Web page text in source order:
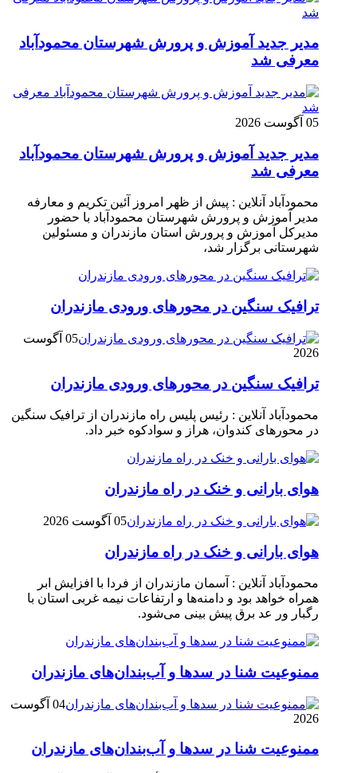
مدیر جدید آموزش و پرورش شهرستان محمودآباد
معرفی شد
05 آگوست 2026
مدیر جدید آموزش و پرورش شهرستان محمودآباد
معرفی شد
محمودآباد آنلاین : پیش از ظهر امروز آئین تکریم و معارفه
مدیر آموزش و پرورش شهرستان محمودآباد با حضور
مدیرکل آموزش و پرورش استان مازندران و مسئولین
شهرستانی برگزار شد،
ترافیک سنگین در محور‌های ورودی مازندران
05 آگوست
2026
ترافیک سنگین در محور‌های ورودی مازندران
محمودآباد آنلاین : رئیس پلیس راه مازندران از ترافیک سنگین
در محور‌های کندوان، هراز و سوادکوه خبر داد.
هوای بارانی و خنک در راه مازندران
05 آگوست 2026
هوای بارانی و خنک در راه مازندران
محمودآباد آنلاین : آسمان مازندران از فردا با افزایش ابر
همراه خواهد بود و دامنه‌ها و ارتفاعات نیمه غربی استان با
رگبار ور عد برق پیش بینی می‌شود.
ممنوعیت شنا در سدها و آب‌بندان‌‌های مازندران
04 آگوست
2026
ممنوعیت شنا در سدها و آب‌بندان‌‌های مازندران